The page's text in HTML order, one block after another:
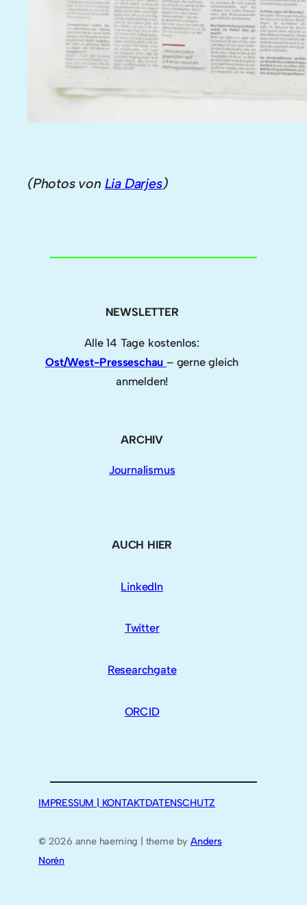
(Photos von Lia Darjes)
NEWSLETTER
Alle 14 Tage kostenlos:
Ost/West-Presseschau – gerne gleich
anmelden!
ARCHIV
Journalismus
AUCH HIER
LinkedIn
Twitter
Researchgate
ORCID
IMPRESSUM | KONTAKTDATENSCHUTZ
©2026 anne haeming | theme by Anders
Norén